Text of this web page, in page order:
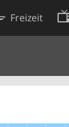
Freizeit